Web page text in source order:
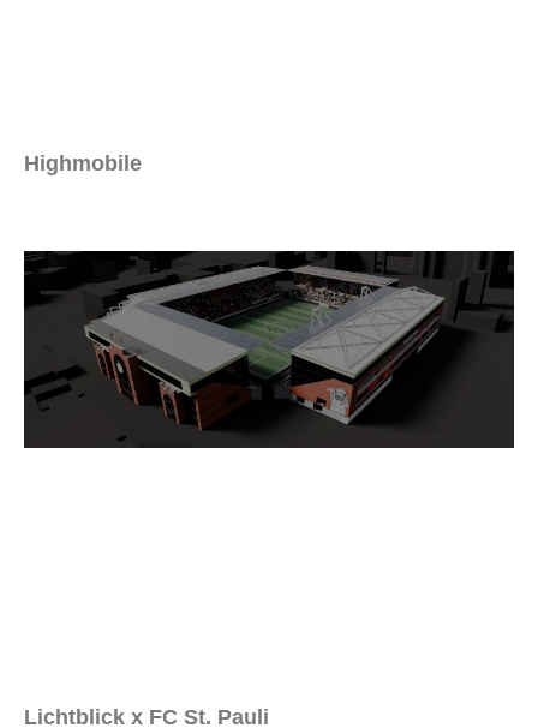
Highmobile
Lichtblick x FC St. Pauli